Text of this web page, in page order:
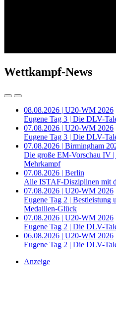
Wettkampf-News
08.08.2026 | U20-WM 2026
Eugene Tag 3 | Die DLV-
07.08.2026 | U20-WM 2026
Eugene Tag 3 | Die DLV-
07.08.2026 | Birmingham
Die große EM-Vorschau IV
Mehrkampf
07.08.2026 | Berlin
Alle ISTAF-Disziplinen mit
07.08.2026 | U20-WM 2026
Eugene Tag 2 |
Medaillen-Glück
07.08.2026 | U20-WM 2026
Eugene Tag 2 | Die DLV-
06.08.2026 | U20-WM 2026
Eugene Tag 2 | Die DLV-
Anzeige